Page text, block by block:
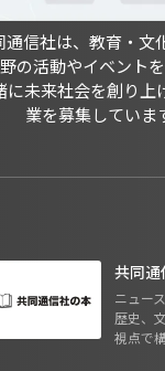
通信社は、教育・文
の活動やイベント
に未来社会を創り上
業を募集していま
共同通
ニュー
歴史、
視点で